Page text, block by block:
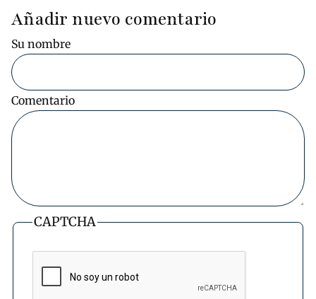
Añadir nuevo comentario
Su nombre
Comentario
CAPTCHA